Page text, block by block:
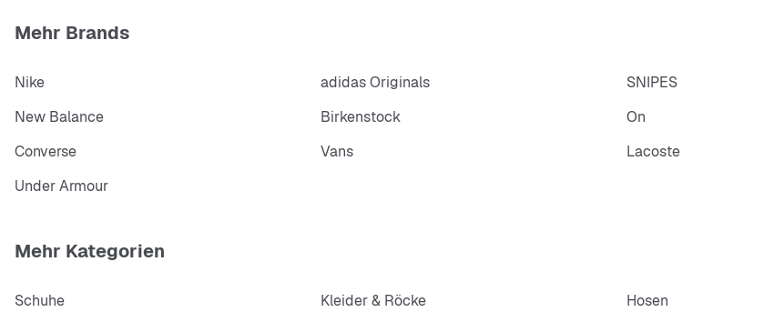
Mehr Brands
Nike adidas Originals SNIPES
New Balance
Birkenstock On
Converse
Vans Lacoste
Under Armour
Mehr Kategorien
Schuhe Kleider & Röcke Hosen